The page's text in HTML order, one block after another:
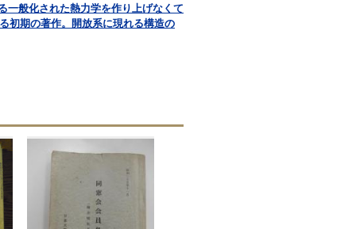
般化された熱力学を作り上げなくて
初期の著作。開放系に現れる構造の